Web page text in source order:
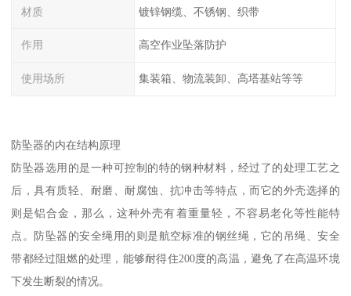
材质 镀锌钢缆、不锈钢、织带
作用 高空作业坠落防护
使用场所 集装箱、物流装卸、高塔基站等等
防坠器的内在结构原理
防坠器选用的是一种可控制的特的钢种材料，经过了的处理工艺之
后，具有质轻、耐磨、耐腐蚀、抗冲击等特点，而它的外壳选择的
则是铝合金，那么，这种外壳有着重量轻，不容易老化等性能特
点。防坠器的安全绳用的则是航空标准的钢丝绳，它的吊绳、安全
带都经过阻燃的处理，能够耐得住200度的高温，避免了在高温环境
下发生断裂的情况。